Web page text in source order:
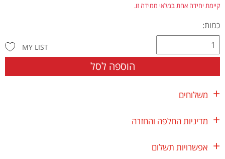
קיימת יחידה אחת במלאי ממידה זו.
כמות:
הוספה לסל
MY LIST
משלוחים
מדיניות החלפה והחזרה
אפשרויות תשלום